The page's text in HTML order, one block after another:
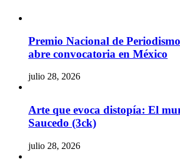
Premio Nacional de
abre convocatoria en México
julio 28, 2026
Arte que evoca distopía: El
Saucedo (3ck)
julio 28, 2026